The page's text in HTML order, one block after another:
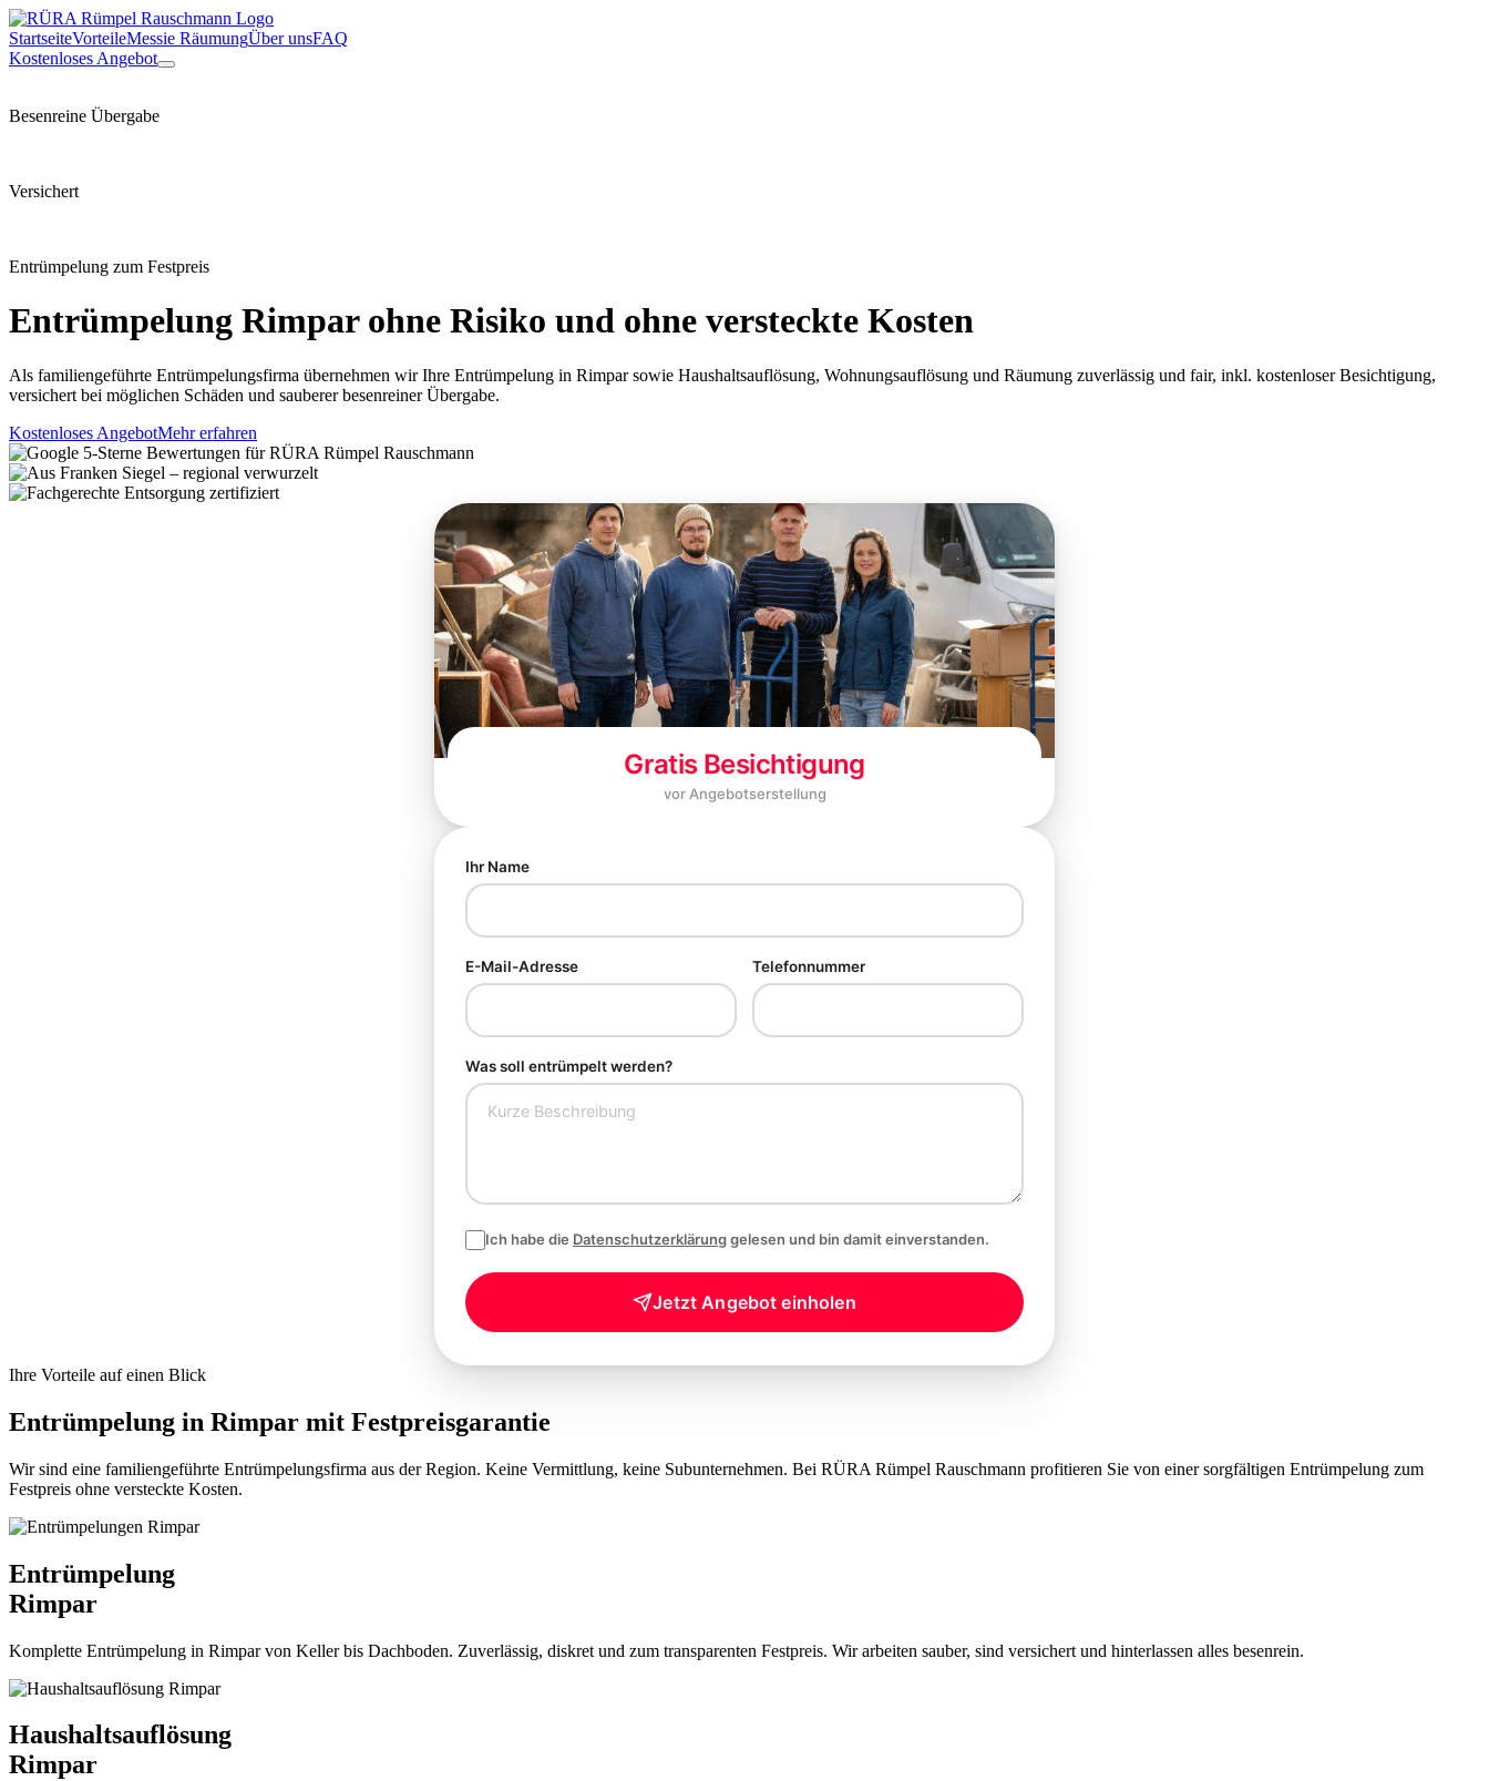
StartseiteVorteileMessie RäumungÜber unsFAQ
Kostenloses Angebot
Besenreine Übergabe
Versichert
Entrümpelung zum Festpreis
Entrümpelung Rimparohne Risiko und ohne versteckte Kosten
Als familiengeführte Entrümpelungsfirma übernehmen wir Ihre Entrümpelung in Rimpar sowie Haushaltsauflösung, Wohnungsauflösung und Räumung zuverlässig und fair, inkl. kostenloser Besichtigung,
versichert bei möglichen Schäden und sauberer besenreiner Übergabe.
Kostenloses AngebotMehr erfahren
Gratis Besichtigung
vor Angebotserstellung
Ihr Name
E-Mail-Adresse Telefonnummer
Was soll entrümpelt werden?
Ich habe die Datenschutzerklärunggelesen und bin damit einverstanden.
Jetzt Angebot einholen
Ihre Vorteile auf einen Blick
Entrümpelung in Rimpar mit Festpreisgarantie
Wir sind eine familiengeführte Entrümpelungsfirma aus der Region. Keine Vermittlung, keine Subunternehmen. Bei RÜRA Rümpel Rauschmann profitieren Sie von einer sorgfältigen Entrümpelung zum
Festpreis ohne versteckte Kosten.
Entrümpelung
Rimpar
Komplette Entrümpelung in Rimpar von Keller bis Dachboden. Zuverlässig, diskret und zum transparenten Festpreis. Wir arbeiten sauber, sind versichert und hinterlassen alles besenrein.
Haushaltsauflösung
Rimpar